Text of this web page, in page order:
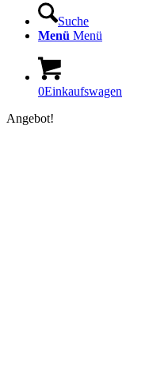
Suche
Menü Menü
0Einkaufswagen
Angebot!